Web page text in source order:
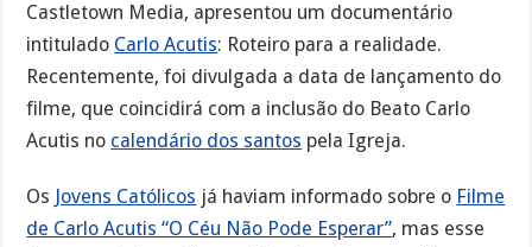
Castletown Media, apresentou um documentário
intitulado Carlo Acutis: Roteiro para a realidade.
Recentemente, foi divulgada a data de lançamento do
filme, que coincidirá com a inclusão do Beato Carlo
Acutis no calendário dos santos pela Igreja.
Os Jovens Católicos já haviam informado sobre o Filme
de Carlo Acutis “O Céu Não Pode Esperar”, mas esse